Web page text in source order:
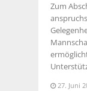
Zum
27. Juni